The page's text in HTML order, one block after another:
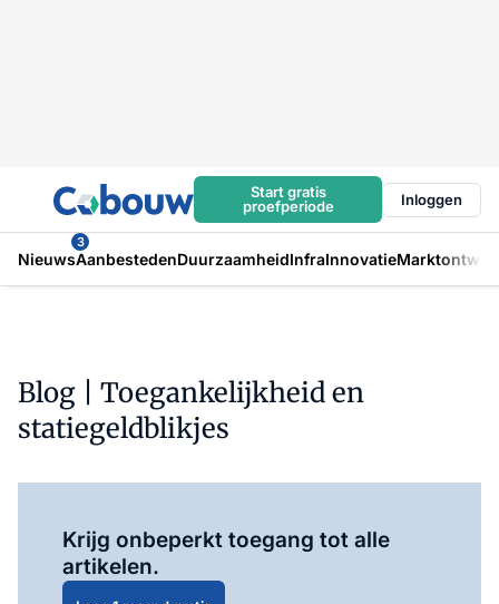
Start gratis
proefperiode
Inloggen
Nieuws
3
AanbestedenDuurzaamheidInfraInnovatie
Blog | Toegankelijkheid en
statiegeldblikjes
Krijg onbeperkt toegang tot alle
artikelen.